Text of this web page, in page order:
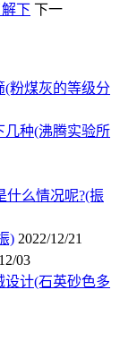
下 下一
粉煤灰的等级分
几种(沸腾实验所
什么情况呢?(振
) 2022/12/21
03
计(石英砂色多